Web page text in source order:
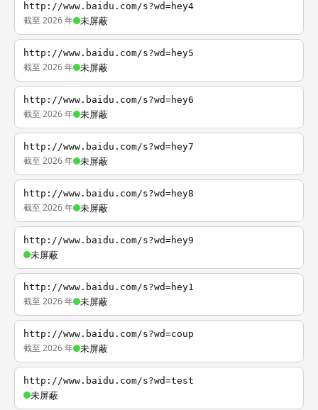
http://www.baidu.com/s?wd=hey4
截至 2026 年 未屏蔽
http://www.baidu.com/s?wd=hey5
截至 2026 年 未屏蔽
http://www.baidu.com/s?wd=hey6
截至 2026 年 未屏蔽
http://www.baidu.com/s?wd=hey7
截至 2026 年 未屏蔽
http://www.baidu.com/s?wd=hey8
截至 2026 年 未屏蔽
http://www.baidu.com/s?wd=hey9
未屏蔽
http://www.baidu.com/s?wd=hey1
截至 2026 年 未屏蔽
http://www.baidu.com/s?wd=coup
截至 2026 年 未屏蔽
http://www.baidu.com/s?wd=test
未屏蔽